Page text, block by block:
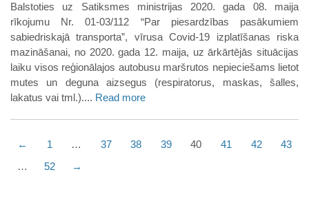
Balstoties uz Satiksmes ministrijas 2020. gada 08. maija
rīkojumu Nr. 01-03/112 “Par piesardzības pasākumiem
sabiedriskajā transporta”, vīrusa Covid-19 izplatīšanas riska
mazināšanai, no 2020. gada 12. maija, uz ārkārtējās situācijas
laiku visos reģionālajos autobusu maršrutos nepieciešams lietot
mutes un deguna aizsegus (respiratorus, maskas, šalles,
lakatus vai tml.).... Read more
← 1 … 37 38 39 40 41 42
43
…
52 →